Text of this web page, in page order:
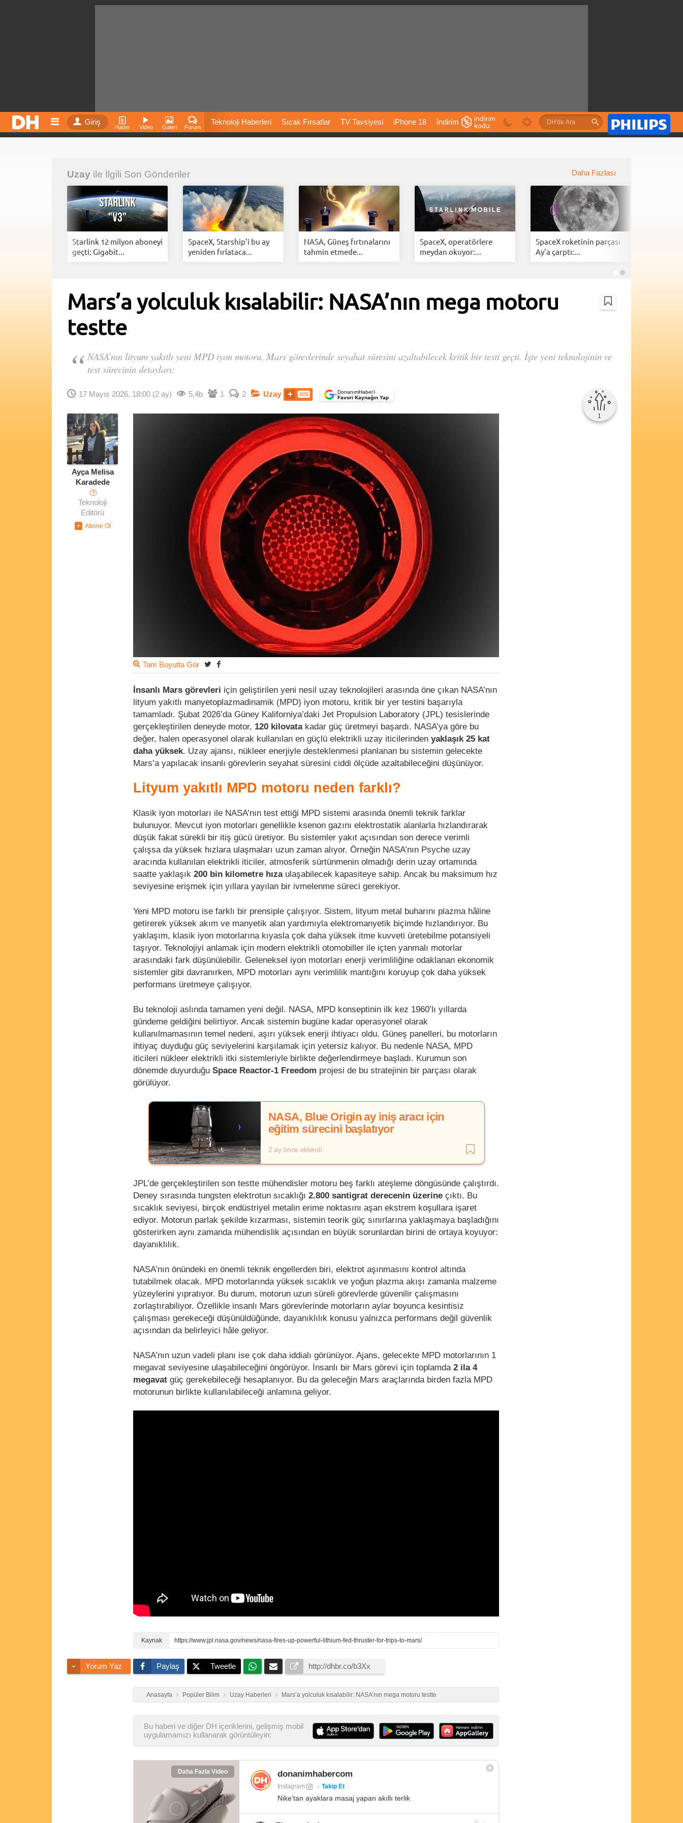
Giriş
Haber Video Galeri Forum
Teknoloji Haberleri Sıcak Fırsatlar TV Tavsiyesi iPhone 18 İndirim
İnstagram Dondurma İnstagram Çöktü Mü
indirim
kodu
Uzay ile İlgili Son Gönderiler Daha Fazlası
Starlink 12 milyon aboneyi
geçti: Gigabit...
SpaceX, Starship’i bu ay
yeniden fırlataca...
NASA, Güneş fırtınalarını
tahmin etmede...
SpaceX, operatörlere
meydan okuyor:...
SpaceX roketinin parçası
Ay'a çarptı:...
Mars’a yolculuk kısalabilir: NASA’nın mega motoru
testte
NASA’nın lityum yakıtlı yeni MPD iyon motoru, Mars görevlerinde seyahat süresini azaltabilecek kritik bir testi geçti. İşte yeni teknolojinin ve
test sürecinin detayları:
17 Mayıs 2026, 18:00 (2 ay) 5,4b 1 2 Uzay 609 +DonanımHaber’i
Favori Kaynağın Yap
1
Ayça Melisa
Karadede
?
Teknoloji
Editörü
Tam Boyutta Gör
İnsanlı Mars görevleri için geliştirilen yeni nesil uzay teknolojileri arasında öne çıkan NASA’nın
lityum yakıtlı manyetoplazmadinamik (MPD) iyon motoru, kritik bir yer testini başarıyla
tamamladı. Şubat 2026’da Güney Kaliforniya’daki Jet Propulsion Laboratory (JPL) tesislerinde
gerçekleştirilen deneyde motor, 120 kilovatakadar güç üretmeyi başardı. NASA’ya göre bu
değer, halen operasyonel olarak kullanılan en güçlü elektrikli uzay iticilerinden yaklaşık 25 kat
daha yüksek. Uzay ajansı, nükleer enerjiyle desteklenmesi planlanan bu sistemin gelecekte
Mars’a yapılacak insanlı görevlerin seyahat süresini ciddi ölçüde azaltabileceğini düşünüyor.
Lityum yakıtlı MPD motoru neden farklı?
Klasik iyon motorları ile NASA’nın test ettiği MPD sistemi arasında önemli teknik farklar
bulunuyor. Mevcut iyon motorları genellikle ksenon gazını elektrostatik alanlarla hızlandırarak
düşük fakat sürekli bir itiş gücü üretiyor. Bu sistemler yakıt açısından son derece verimli
çalışsa da yüksek hızlara ulaşmaları uzun zaman alıyor. Örneğin NASA’nın Psyche uzay
aracında kullanılan elektrikli iticiler, atmosferik sürtünmenin olmadığı derin uzay ortamında
saatte yaklaşık 200 bin kilometre hızaulaşabilecek kapasiteye sahip. Ancak bu maksimum hız
seviyesine erişmek için yıllara yayılan bir ivmelenme süreci gerekiyor.
Yeni MPD motoru ise farklı bir prensiple çalışıyor. Sistem, lityum metal buharını plazma hâline
getirerek yüksek akım ve manyetik alan yardımıyla elektromanyetik biçimde hızlandırıyor. Bu
yaklaşım, klasik iyon motorlarına kıyasla çok daha yüksek itme kuvveti üretebilme potansiyeli
taşıyor. Teknolojiyi anlamak için modern elektrikli otomobiller ile içten yanmalı motorlar
arasındaki fark düşünülebilir. Geleneksel iyon motorları enerji verimliliğine odaklanan ekonomik
sistemler gibi davranırken, MPD motorları aynı verimlilik mantığını koruyup çok daha yüksek
performans üretmeye çalışıyor.
Bu teknoloji aslında tamamen yeni değil. NASA, MPD konseptinin ilk kez 1960’lı yıllarda
gündeme geldiğini belirtiyor. Ancak sistemin bugüne kadar operasyonel olarak
kullanılmamasının temel nedeni, aşırı yüksek enerji ihtiyacı oldu. Güneş panelleri, bu motorların
ihtiyaç duyduğu güç seviyelerini karşılamak için yetersiz kalıyor. Bu nedenle NASA, MPD
iticileri nükleer elektrikli itki sistemleriyle birlikte değerlendirmeye başladı. Kurumun son
dönemde duyurduğu Space Reactor-1 Freedom projesi de bu stratejinin bir parçası olarak
görülüyor.
NASA, Blue Origin ay iniş aracı için
eğitim sürecini başlatıyor
2 ay önce eklendi
JPL’de gerçekleştirilen son testte mühendisler motoru beş farklı ateşleme döngüsünde çalıştırdı.
Deney sırasında tungsten elektrotun sıcaklığı 2.800 santigrat derecenin üzerine çıktı. Bu
sıcaklık seviyesi, birçok endüstriyel metalin erime noktasını aşan ekstrem koşullara işaret
ediyor. Motorun parlak şekilde kızarması, sistemin teorik güç sınırlarına yaklaşmaya başladığını
gösterirken aynı zamanda mühendislik açısından en büyük sorunlardan birini de ortaya koyuyor:
dayanıklılık.
NASA’nın önündeki en önemli teknik engellerden biri, elektrot aşınmasını kontrol altında
tutabilmek olacak. MPD motorlarında yüksek sıcaklık ve yoğun plazma akışı zamanla malzeme
yüzeylerini yıpratıyor. Bu durum, motorun uzun süreli görevlerde güvenilir çalışmasını
zorlaştırabiliyor. Özellikle insanlı Mars görevlerinde motorların aylar boyunca kesintisiz
çalışması gerekeceği düşünüldüğünde, dayanıklılık konusu yalnızca performans değil güvenlik
açısından da belirleyici hâle geliyor.
NASA’nın uzun vadeli planı ise çok daha iddialı görünüyor. Ajans, gelecekte MPD motorlarının 1
megavat seviyesine ulaşabileceğini öngörüyor. İnsanlı bir Mars görevi için toplamda 2 ila 4
megavat güç gerekebileceği hesaplanıyor. Bu da geleceğin Mars araçlarında birden fazla MPD
motorunun birlikte kullanılabileceği anlamına geliyor.
https://www.jpl.nasa.gov/news/nasa-fires-up-powerful-lithium-fed-thruster-for-trips-to-mars/
Yorum Yaz Paylaş Tweetle
Anasayfa Popüler Bilim Uzay Haberleri Mars’a yolculuk kısalabilir: NASA’nın mega motoru testte
Bu haberi ve diğer DH içeriklerini, gelişmiş mobil
uygulamamızı kullanarak görüntüleyin:
Daha Fazla Video donanimhabercom
Instagram Takip Et
Nike'tan ayaklara masaj yapan akıllı terlik